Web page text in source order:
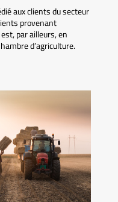
aux clients du secteur
provenant
par ailleurs, en
d’agriculture.